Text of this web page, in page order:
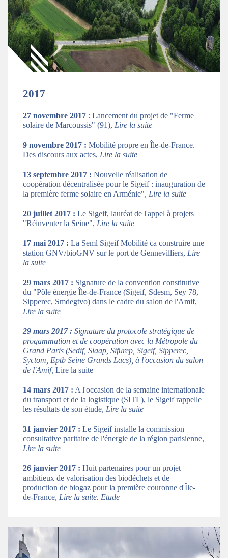
2017
27 novembre 2017 : Lancement du projet de "Ferme
solaire de Marcoussis" (91), Lire la suite
9 novembre 2017 : Mobilité propre en Île-de-France.
Des discours aux actes, Lire la suite
13 septembre 2017 : Nouvelle réalisation de
coopération décentralisée pour le Sigeif : inauguration de
la première ferme solaire en Arménie", Lire la suite
20 juillet 2017 : Le Sigeif, lauréat de l'appel à projets
"Réinventer la Seine", Lire la suite
17 mai 2017 : La Seml Sigeif Mobilité ca construire une
station GNV/bioGNV sur le port de Gennevilliers, Lire
la suite
29 mars 2017 : Signature de la convention constitutive
du "Pôle énergie Île-de-France (Sigeif, Sdesm, Sey 78,
Sipperec, Smdegtvo) dans le cadre du salon de l'Amif,
Lire la suite
29 mars 2017 : Signature du protocole stratégique de
progammation et de coopération avec la Métropole du
Grand Paris (Sedif, Siaap, Sifurep, Sigeif, Sipperec,
Syctom, Eptb Seine Grands Lacs), à l'occasion du salon
de l'Amif, Lire la suite
14 mars 2017 : A l'occasion de la semaine internationale
du transport et de la logistique (SITL), le Sigeif rappelle
les résultats de son étude, Lire la suite
31 janvier 2017 : Le Sigeif installe la commission
consultative paritaire de l'énergie de la région parisienne,
Lire la suite
26 janvier 2017 : Huit partenaires pour un projet
ambitieux de valorisation des biodéchets et de
production de biogaz pour la première couronne d'Île-
de-France, Lire la suite. Etude